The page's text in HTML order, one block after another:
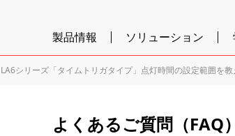
製品情報 ソリューション
LA6シリーズ「タイムトリガタイプ」点灯時間の設定範囲を教
よくあるご質問（FAQ）